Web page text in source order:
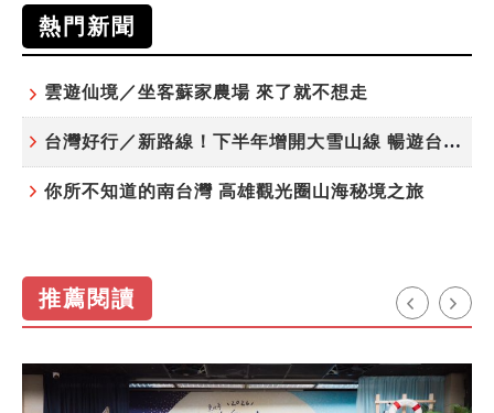
熱門新聞
雲遊仙境／坐客蘇家農場 來了就不想走
台灣好行／新路線！下半年增開大雪山線 暢遊台中更便利
你所不知道的南台灣 高雄觀光圈山海秘境之旅
推薦閱讀